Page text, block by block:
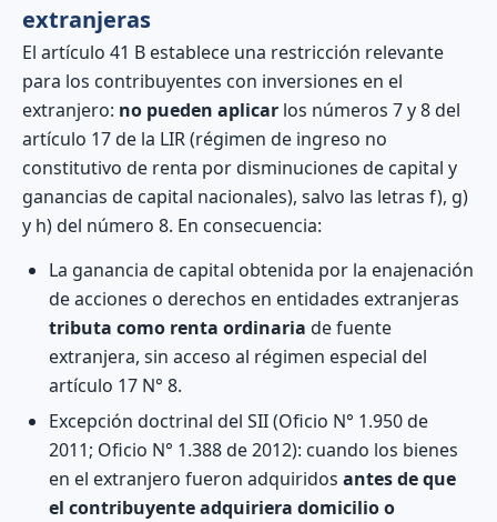
extranjeras
El artículo 41 B establece una restricción relevante
para los contribuyentes con inversiones en el
extranjero: no pueden aplicar los números 7 y 8 del
artículo 17 de la LIR (régimen de ingreso no
constitutivo de renta por disminuciones de capital y
ganancias de capital nacionales), salvo las letras f), g)
y h) del número 8. En consecuencia:
La ganancia de capital obtenida por la enajenación
de acciones o derechos en entidades extranjeras
tributa como renta ordinaria de fuente
extranjera, sin acceso al régimen especial del
artículo 17 N° 8.
Excepción doctrinal del SII (Oficio N° 1.950 de
2011; Oficio N° 1.388 de 2012): cuando los bienes
en el extranjero fueron adquiridos antes de que
el contribuyente adquiriera domicilio o